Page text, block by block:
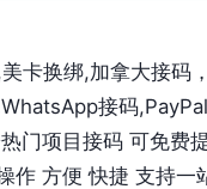
卡换绑,加拿大接码
接码
门项目接码 可免费
作 方便 快捷 支持一